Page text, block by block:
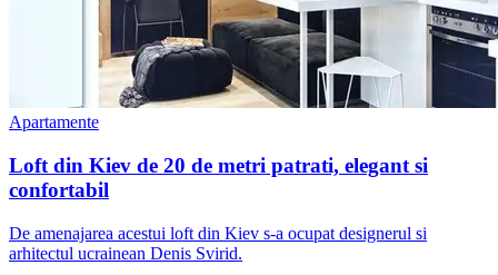
Apartamente
Loft din Kiev de 20 de metri patrati, elegant si
confortabil
De amenajarea acestui loft din Kiev s-a ocupat designerul si
arhitectul ucrainean Denis Svirid.